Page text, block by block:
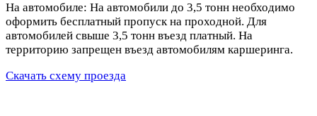
На автомобиле: На автомобили до 3,5 тонн необходимо
оформить бесплатный пропуск на проходной. Для
автомобилей свыше 3,5 тонн въезд платный. На
территорию запрещен въезд автомобилям каршеринга.
Скачать схему проезда